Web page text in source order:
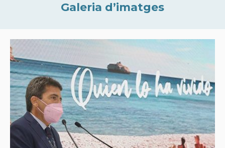
Galeria d’imatges